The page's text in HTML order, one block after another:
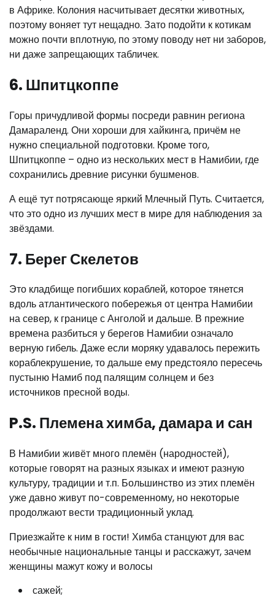
в Африке. Колония насчитывает десятки животных,
поэтому воняет тут нещадно. Зато подойти к котикам
можно почти вплотную, по этому поводу нет ни заборов,
ни даже запрещающих табличек.
6. Шпитцкоппе
Горы причудливой формы посреди равнин региона
Дамараленд. Они хороши для хайкинга, причём не
нужно специальной подготовки. Кроме того,
Шпитцкоппе – одно из нескольких мест в Намибии, где
сохранились древние рисунки бушменов.
А ещё тут потрясающе яркий Млечный Путь. Считается,
что это одно из лучших мест в мире для наблюдения за
звёздами.
7. Берег Скелетов
Это кладбище погибших кораблей, которое тянется
вдоль атлантического побережья от центра Намибии
на север, к границе с Анголой и дальше. В прежние
времена разбиться у берегов Намибии означало
верную гибель. Даже если моряку удавалось пережить
кораблекрушение, то дальше ему предстояло пересечь
пустыню Намиб под палящим солнцем и без
источников пресной воды.
P.S. Племена химба, дамара и сан
В Намибии живёт много племён (народностей),
которые говорят на разных языках и имеют разную
культуру, традиции и т.п. Большинство из этих племён
уже давно живут по-современному, но некоторые
продолжают вести традиционный уклад.
Приезжайте к ним в гости! Химба станцуют для вас
необычные национальные танцы и расскажут, зачем
женщины мажут кожу и волосы
сажей;